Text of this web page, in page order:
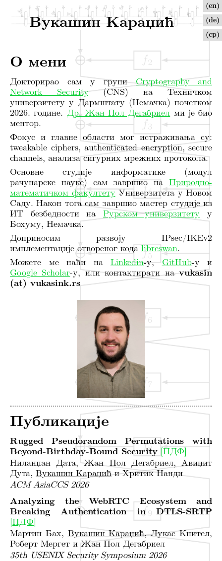
(en)
(de)
(ср)
Вукашин Караџић
О мени
Докторирао сам у групиCryptography and
Network Security(CNS) на Техничком
универзитету у Дармштату (Немачка) почетком
2026. године. Др. Жан Пол Дегабриел ми је био
ментор.
Фокус и главне области мог истраживања су:
tweakable ciphers, authenticated encryption, secure
channels, анализа сигурних мрежних протокола.
Основне студије информатике (модул
рачунарске науке) сам завршио на Природно-
математичком факултетуУниверзитета у Новом
Саду. Након тога сам завршио мастер студије из
ИТ безбедности на Рурском универзитету у
Бохуму, Немачка.
Доприносим развоју IPsec/IKEv2
имплементације отвореног кода libreswan.
Можете ме наћи на Linkedin-у,GitHub-у и
Google Scholar-у, или контактирати наvukasin
(at) vukasink.rs
Публикације
Rugged Pseudorandom Permutations with
Beyond-Birthday-Bound Security [ПДФ]
Ниланџан Дата, Жан Пол Дегабриел, Авиџит
Дута, Вукашин Караџићи Хритик Нанди
ACM AsiaCCS 2026
Analyzing the WebRTC Ecosystem and
Breaking Authentication in DTLS-SRTP
[ПДФ]
Мартин Бах, Вукашин Караџић, Лукас Кнител,
Роберт Мергет и Жан Пол Дегабриел
35th USENIX Security Symposium 2026